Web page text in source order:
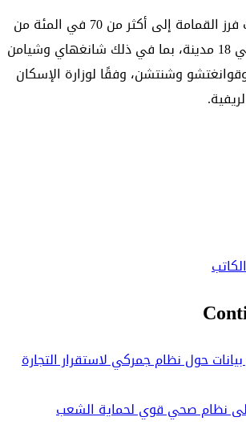
وقد وصلت ممارسات فرز القمامة إلى أكثر من 70 في المئة من
العقارات السكنية في 18 مدينة، بما في ذلك شانغهاي وشيامن
وشنتشن، وفقًا لوزارة الإسكان
حول نظام جمركي لاستقرار التجارة
نظام صحي قوي لحماية الشعب